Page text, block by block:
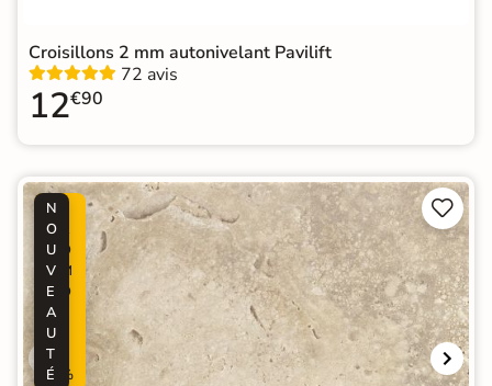
Croisillons 2 mm autonivelant Pavilift
72 avis
12€90
R
O
M
O
%
N
O
U
V
E
A
U
T
É

